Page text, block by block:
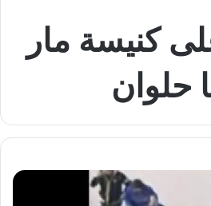
كنيسة مار
حلوان